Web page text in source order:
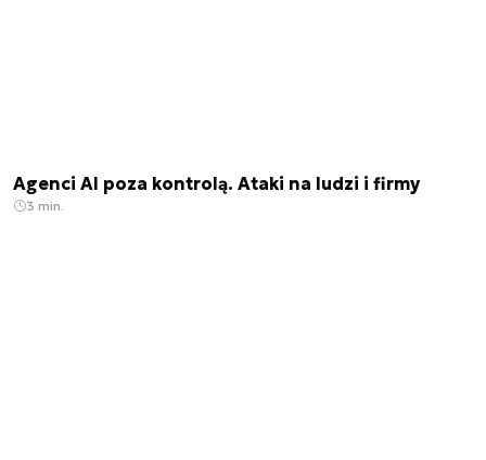
Agenci AI poza kontrolą. Ataki na ludzi i firmy
3 min.